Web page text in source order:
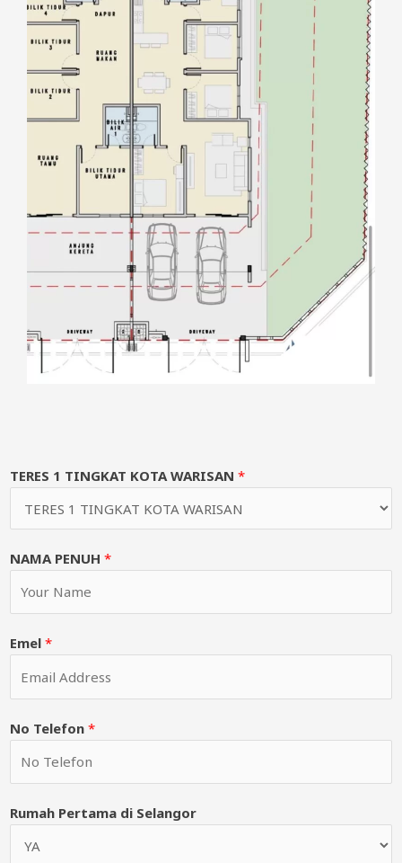
TERES 1 TINGKAT KOTA WARISAN *
NAMA PENUH *
Emel *
No Telefon *
Rumah Pertama di Selangor